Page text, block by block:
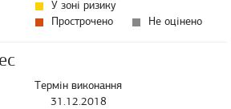
У зоні ризику
Прострочено
Не оцінено
Термін виконання
31.12.2018